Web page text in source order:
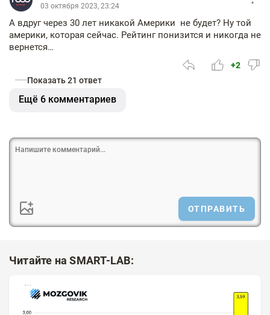
03 октября 2023, 23:24
А вдруг через 30 лет никакой Америки не будет? Ну той
америки, которая сейчас. Рейтинг понизится и никогда не
вернется…
+2
Показать 21 ответ
Ещё 6 комментариев
ОТПРАВИТЬ
Читайте на SMART-LAB: